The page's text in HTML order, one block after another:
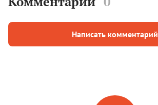
Написать комментарий